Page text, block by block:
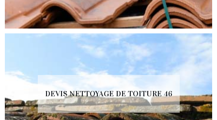
DEVIS NETTOYAGE DE TOITURE 46